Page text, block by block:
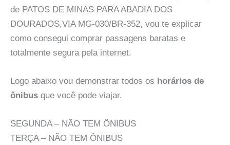
de PATOS DE MINAS PARA ABADIA DOS
DOURADOS,VIA MG-030/BR-352, vou te explicar
como consegui comprar passagens baratas e
totalmente segura pela internet.
Logo abaixo vou demonstrar todos os horários de
ônibus que você pode viajar.
SEGUNDA – NÃO TEM ÔNIBUS
TERÇA – NÃO TEM ÔNIBUS